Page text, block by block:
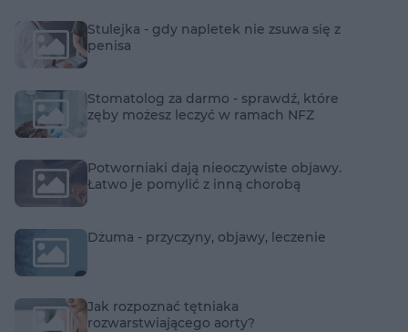
Stulejka - gdy napletek nie zsuwa się z
penisa
Stomatolog za darmo - sprawdź, które
zęby możesz leczyć w ramach NFZ
Potworniaki dają nieoczywiste objawy.
Łatwo je pomylić z inną chorobą
Dżuma - przyczyny, objawy, leczenie
Jak rozpoznać tętniaka
rozwarstwiającego aorty?